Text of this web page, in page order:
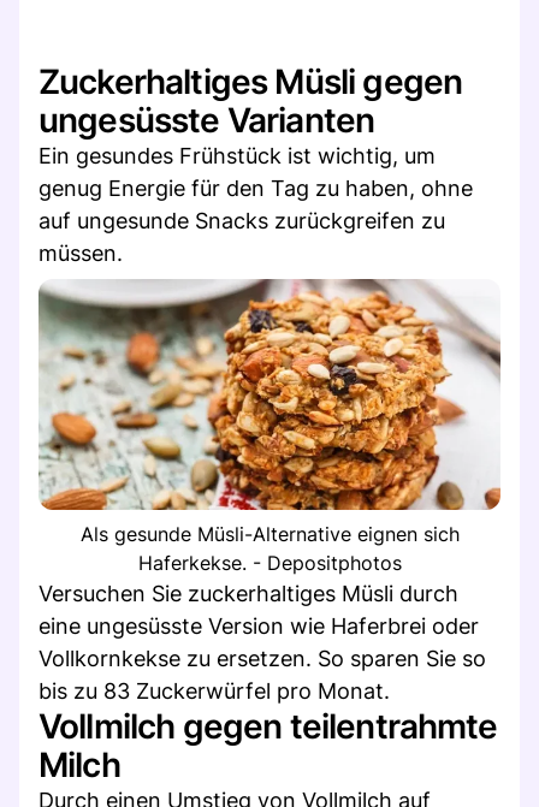
Zuckerhaltiges Müsli gegen
ungesüsste Varianten
Ein gesundes Frühstück ist wichtig, um
genug Energie für den Tag zu haben, ohne
auf ungesunde Snacks zurückgreifen zu
müssen.
Als gesunde Müsli-Alternative eignen sich
Haferkekse. - Depositphotos
Versuchen Sie zuckerhaltiges Müsli durch
eine ungesüsste Version wie Haferbrei oder
Vollkornkekse zu ersetzen. So sparen Sie so
bis zu 83 Zuckerwürfel pro Monat.
Vollmilch gegen teilentrahmte
Milch
Durch einen Umstieg von Vollmilch auf